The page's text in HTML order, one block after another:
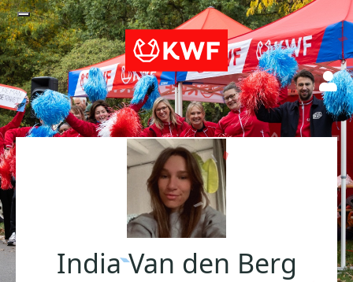
India Van den Berg